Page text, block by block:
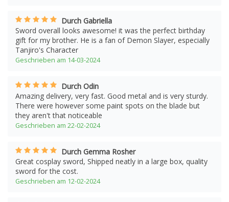
Durch Gabriella
Sword overall looks awesome! it was the perfect birthday
gift for my brother. He is a fan of Demon Slayer, especially
Tanjiro's Character
Geschrieben am 14-03-2024
Durch Odin
Amazing delivery, very fast. Good metal and is very sturdy.
There were however some paint spots on the blade but
they aren't that noticeable
Geschrieben am 22-02-2024
Durch Gemma Rosher
Great cosplay sword, Shipped neatly in a large box, quality
sword for the cost.
Geschrieben am 12-02-2024